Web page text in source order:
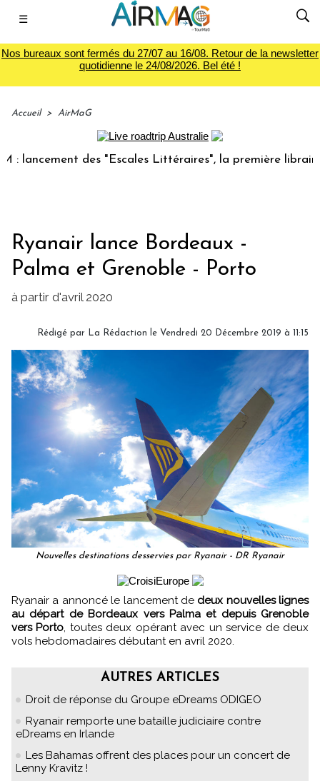
☰
Nos bureaux sont fermés du 27/07 au 16/08. Retour de la newsletter
quotidienne le 24/08/2026. Bel été !
Accueil > AirMaG
des "Escales Littéraires", la première librairie du
Ryanair lance Bordeaux -
Palma et Grenoble - Porto
à partir d'avril 2020
Rédigé par La Rédaction le Vendredi 20 Décembre 2019 à 11:15
Nouvelles destinations desservies par Ryanair - DR Ryanair
Ryanair a annoncé le lancement de deux nouvelles lignes
au départ de Bordeaux vers Palma et depuis Grenoble
vers Porto, toutes deux opérant avec un service de deux
vols hebdomadaires débutant en avril 2020.
AUTRES ARTICLES
Droit de réponse du Groupe eDreams ODIGEO
Ryanair remporte une bataille judiciaire contre
eDreams en Irlande
Les Bahamas offrent des places pour un concert de
Lenny Kravitz !